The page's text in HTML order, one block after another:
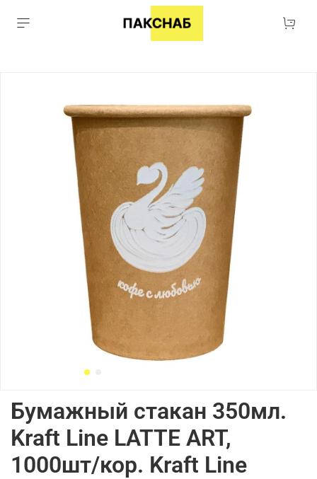
Бумажный стакан 350мл.
Kraft Line LATTE ART,
1000шт/кор. Kraft Line